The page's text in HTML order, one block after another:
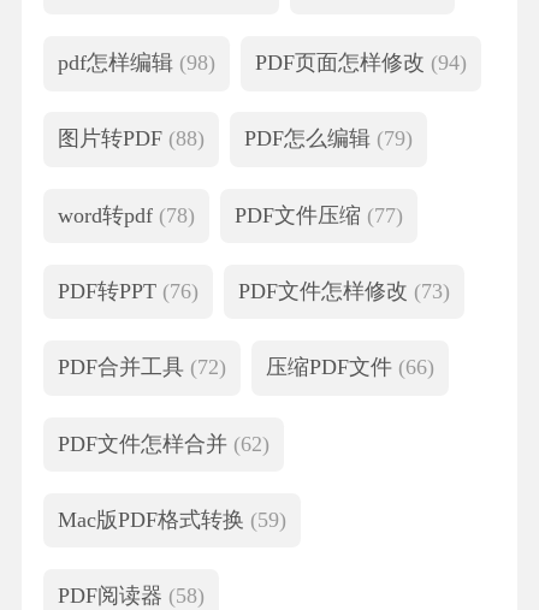
pdf怎样编辑 (98) PDF页面怎样修改 (94)
图片转PDF (88) PDF怎么编辑 (79)
word转pdf (78) PDF文件压缩 (77)
PDF转PPT (76) PDF文件怎样修改 (73)
PDF合并工具 (72) 压缩PDF文件 (66)
PDF文件怎样合并 (62)
Mac版PDF格式转换 (59)
PDF阅读器 (58)